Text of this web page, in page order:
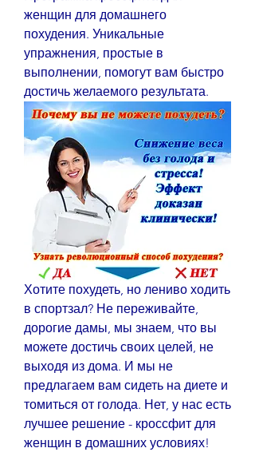
женщин для домашнего
похудения. Уникальные
упражнения, простые в
выполнении, помогут вам быстро
достичь желаемого результата.
Хотите похудеть, но лениво ходить
в спортзал? Не переживайте,
дорогие дамы, мы знаем, что вы
можете достичь своих целей, не
выходя из дома. И мы не
предлагаем вам сидеть на диете и
томиться от голода. Нет, у нас есть
лучшее решение - кроссфит для
женщин в домашних условиях!